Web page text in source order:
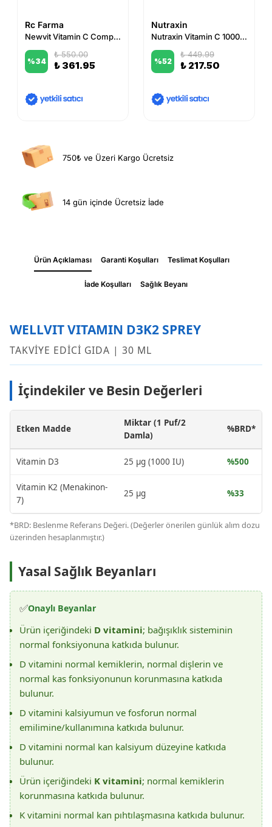
Rc Farma
Newvit Vitamin C Complex Efervesan 20 Tablet
%34
₺ 550.00
₺ 361.95
Nutraxin
Nutraxin Vitamin C 1000 mg 30 Tablet
%52
₺ 449.99
₺ 217.50
750₺ ve Üzeri Kargo Ücretsiz
14 gün içinde Ücretsiz İade
Ürün Açıklaması Garanti Koşulları Teslimat Koşulları
İade Koşulları Sağlık Beyanı
WELLVIT VITAMIN D3K2 SPREY
TAKVİYE EDİCİ GIDA | 30 ML
İçindekiler ve Besin Değerleri
Etken Madde
Miktar (1 Puf/2
Damla)
%BRD*
Vitamin D3 25 µg (1000 IU) %500
Vitamin K2 (Menakinon-
7)
25 µg %33
*BRD: Beslenme Referans Değeri. (Değerler önerilen günlük alım dozu
üzerinden hesaplanmıştır.)
Yasal Sağlık Beyanları
✅Onaylı Beyanlar
Ürün içeriğindeki D vitamini; bağışıklık sisteminin
normal fonksiyonuna katkıda bulunur.
D vitamini normal kemiklerin, normal dişlerin ve
normal kas fonksiyonunun korunmasına katkıda
bulunur.
D vitamini kalsiyumun ve fosforun normal
emilimine/kullanımına katkıda bulunur.
D vitamini normal kan kalsiyum düzeyine katkıda
bulunur.
Ürün içeriğindeki K vitamini; normal kemiklerin
korunmasına katkıda bulunur.
K vitamini normal kan pıhtılaşmasına katkıda bulunur.